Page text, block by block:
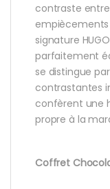
contraste
signature
parfaitement
se distingue
contrastantes
confèrent une
propre à la
Coffret